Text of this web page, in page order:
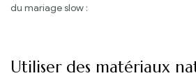
du mariage slow :
Utiliser des matériaux